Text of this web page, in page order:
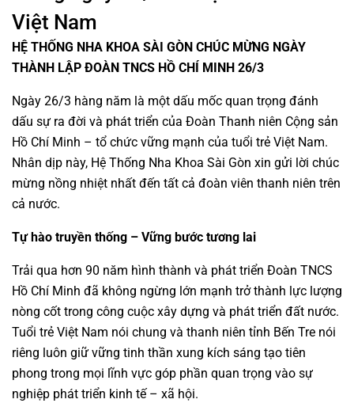
Việt Nam
HỆ THỐNG NHA KHOA SÀI GÒN CHÚC MỪNG NGÀY
THÀNH LẬP ĐOÀN TNCS HỒ CHÍ MINH 26/3
Ngày 26/3 hàng năm là một dấu mốc quan trọng đánh
dấu sự ra đời và phát triển của Đoàn Thanh niên Cộng sản
Hồ Chí Minh – tổ chức vững mạnh của tuổi trẻ Việt Nam.
Nhân dịp này, Hệ Thống Nha Khoa Sài Gòn xin gửi lời chúc
mừng nồng nhiệt nhất đến tất cả đoàn viên thanh niên trên
cả nước.
Tự hào truyền thống – Vững bước tương lai
Trải qua hơn 90 năm hình thành và phát triển Đoàn TNCS
Hồ Chí Minh đã không ngừng lớn mạnh trở thành lực lượng
nòng cốt trong công cuộc xây dựng và phát triển đất nước.
Tuổi trẻ Việt Nam nói chung và thanh niên tỉnh Bến Tre nói
riêng luôn giữ vững tinh thần xung kích sáng tạo tiên
phong trong mọi lĩnh vực góp phần quan trọng vào sự
nghiệp phát triển kinh tế – xã hội.